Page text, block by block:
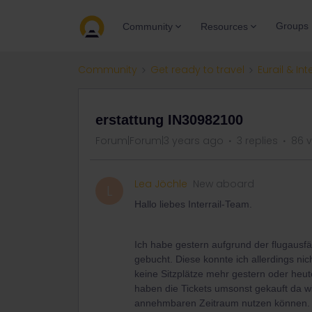
Community Resources Groups
Community Get ready to travel Eurail &
erstattung IN30982100
Forum|Forum|3 years ago 3 replies 86
Lea Jöchle New aboard
Hallo liebes Interrail-Team.
Ich habe gestern aufgrund der
gebucht. Diese konnte ich allerdings
keine Sitzplätze mehr gestern oder
haben die Tickets umsonst gekauft da
annehmbaren Zeitraum nutzen